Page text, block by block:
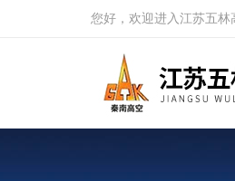
您好，欢迎进入江苏五林